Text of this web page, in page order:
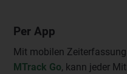
Per App
Mit mobilen
MTrack Go, kann jeder